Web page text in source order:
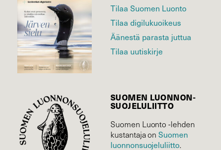
Tilaa Suomen Luonto
Tilaa digilukuoikeus
Äänestä parasta juttua
Tilaa uutiskirje
SUOMEN LUONNON­
SUOJELU­LIITTO
Suomen Luonto -lehden
kustantaja onSuomen
luonnonsuojelu­liitto.